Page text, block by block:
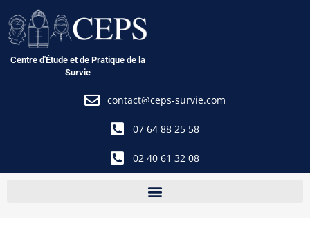
au
contenu
Centre d'Étude et de Pratique de la
Survie
contact@ceps-survie.com
07 64 88 25 58
02 40 61 32 08